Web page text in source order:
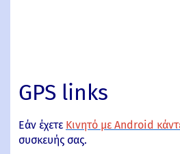
GPS links
Εάν έχετε Κινητό με Android
συσκευής σας.